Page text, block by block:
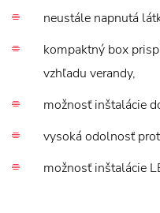
neustále napnutá
kompaktný box
vzhľadu verandy,
možnosť inštalácie
vysoká odolnosť
možnosť inštalácie